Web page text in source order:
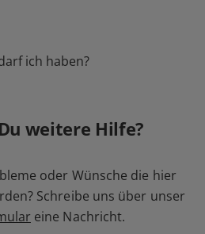
ich haben?
weitere Hilfe?
oder Wünsche die hier
Schreibe uns über unser
eine Nachricht.